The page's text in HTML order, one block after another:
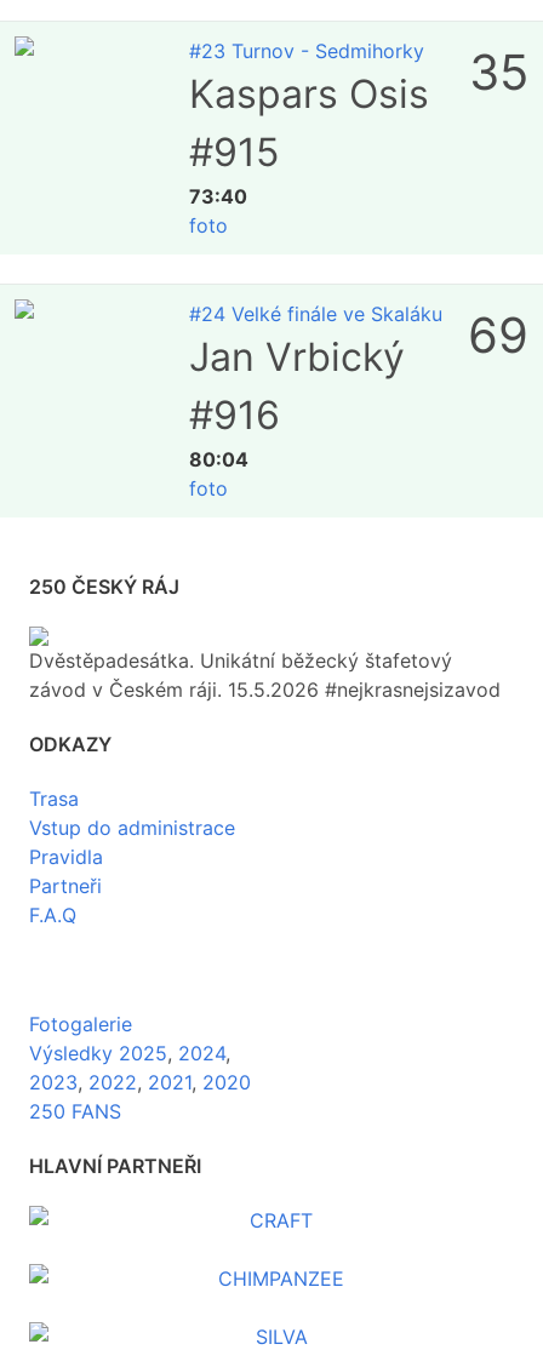
#23 Turnov - Sedmihorky
Kaspars Osis
#915
73:40
foto
35
#24 Velké finále ve Skaláku
Jan Vrbický
#916
80:04
foto
69
250 ČESKÝ RÁJ
Dvěstěpadesátka. Unikátní běžecký štafetový
závod v Českém ráji. 15.5.2026 #nejkrasnejsizavod
ODKAZY
Trasa
Vstup do administrace
Pravidla
Partneři
F.A.Q
Fotogalerie
Výsledky 2025, 2024,
2023, 2022, 2021, 2020
250 FANS
HLAVNÍ PARTNEŘI